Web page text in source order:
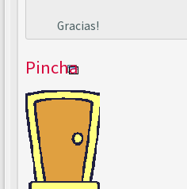
Gracias!
Pincha